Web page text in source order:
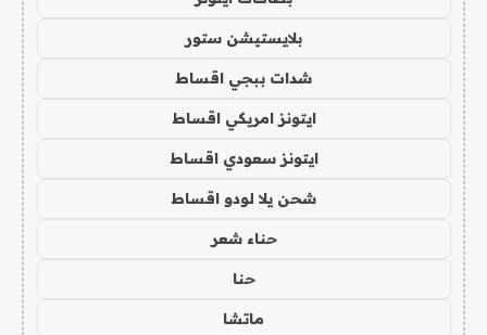
بلايستيشن ستور
شدات ببجي اقساط
ايتونز امريكي اقساط
ايتونز سعودي اقساط
شحن يلا لودو اقساط
حناء شعر
حنا
ماتشا